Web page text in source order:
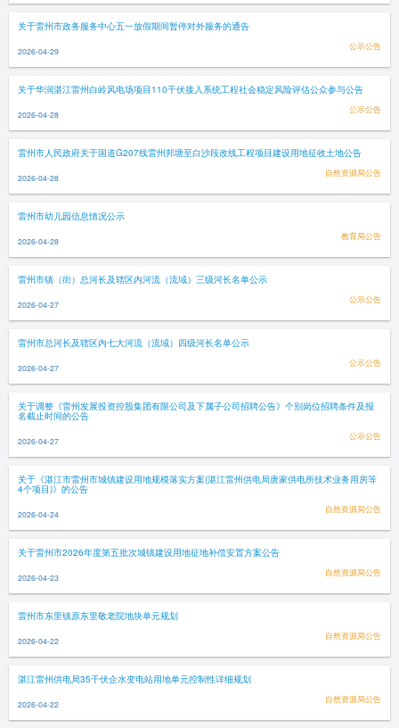
关于雷州市政务服务中心五一放假期间暂停对外服务的通告
2026-04-29 公示公告
关于华润湛江雷州白岭风电场项目110千伏接入系统工程社会稳定风险评估公众参与公告
2026-04-28 公示公告
雷州市人民政府关于国道G207线雷州邦塘至白沙段改线工程项目建设用地征收土地公告
2026-04-28 自然资源局公告
雷州市幼儿园信息情况公示
2026-04-28 教育局公告
雷州市镇（街）总河长及辖区内河流（流域）三级河长名单公示
2026-04-27 公示公告
雷州市总河长及辖区内七大河流（流域）四级河长名单公示
2026-04-27 公示公告
关于调整《雷州发展投资控股集团有限公司及下属子公司招聘公告》个别岗位招聘条件及报
名截止时间的公告
2026-04-27 公示公告
关于《湛江市雷州市城镇建设用地规模落实方案(湛江雷州供电局唐家供电所技术业务用房等
4个项目)》的公告
2026-04-24 自然资源局公告
关于雷州市2026年度第五批次城镇建设用地征地补偿安置方案公告
2026-04-23 自然资源局公告
雷州市东里镇原东里敬老院地块单元规划
2026-04-22 自然资源局公告
湛江雷州供电局35千伏企水变电站用地单元控制性详细规划
2026-04-22 自然资源局公告